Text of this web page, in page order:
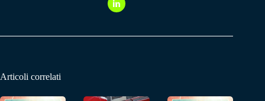
Articoli correlati